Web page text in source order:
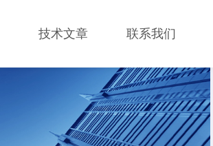
技术文章 联系我们